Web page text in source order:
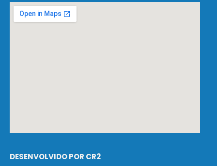
DESENVOLVIDO POR CR2